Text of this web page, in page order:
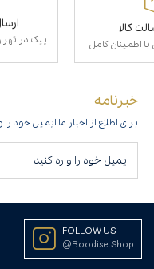
کالا
اطمینان کامل پیک در
خبرنامه
برای اطلاع از اخبار ما ایمیل خود را
FOLLOW US
@Boodise.Shop